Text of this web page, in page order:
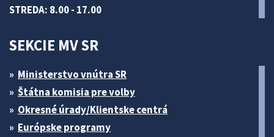
STREDA: 8.00 - 17.00
SEKCIE MV SR
Ministerstvo vnútra SR
Štátna komisia pre volby
Okresné úrady/Klientske centrá
Európske programy